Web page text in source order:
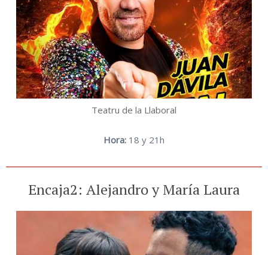
Teatru de la Llaboral
Hora: 18 y 21h
Encaja2: Alejandro y María Laura